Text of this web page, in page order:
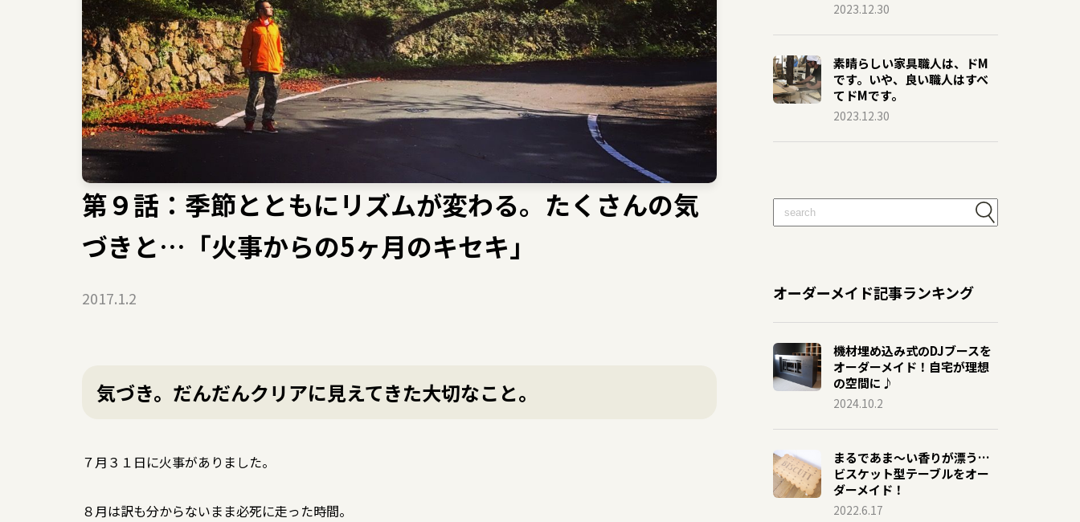
第９話：季節とともにリズムが変わる。たくさんの気
づきと…「火事からの5ヶ月のキセキ」
2017.1.2
気づき。だんだんクリアに見えてきた大切なこと。
７月３１日に火事がありました。
８月は訳も分からないまま必死に走った時間。
2023.12.30
素晴らしい家具職人は、ドM
です。いや、良い職人はすべ
てドMです。
2023.12.30
オーダーメイド記事ランキング
機材埋め込み式のDJブースを
オーダーメイド！自宅が理想
の空間に♪
2024.10.2
まるであま〜い香りが漂う…
ビスケット型テーブルをオー
ダーメイド！
2022.6.17